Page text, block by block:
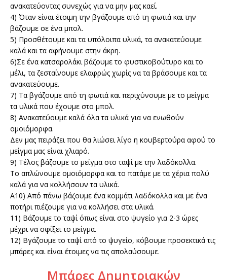
ανακατεύοντας συνεχώς για να μην μας καεί.
4) Όταν είναι έτοιμη την βγάζουμε από τη φωτιά και την
βάζουμε σε ένα μπολ.
5) Προσθέτουμε και τα υπόλοιπα υλικά, τα ανακατεύουμε
καλά και τα αφήνουμε στην άκρη.
6)Σε ένα κατσαρολάκι βάζουμε το φυστικοβούτυρο και το
μέλι, τα ζεσταίνουμε ελαφρώς χωρίς να τα βράσουμε και τα
ανακατεύουμε.
7) Τα βγάζουμε από τη φωτιά και περιχύνουμε με το μείγμα
τα υλικά που έχουμε στο μπολ.
8) Ανακατεύουμε καλά όλα τα υλικά για να ενωθούν
ομοιόμορφα.
Δεν μας πειράζει που θα λιώσει λίγο η κουβερτούρα αφού το
μείγμα μας είναι χλιαρό.
9) Τέλος βάζουμε το μείγμα στο ταψί με την λαδόκολλα.
Το απλώνουμε ομοιόμορφα και το πατάμε με τα χέρια πολύ
καλά για να κολλήσουν τα υλικά.
Α10) Από πάνω βάζουμε ένα κομμάτι λαδόκολλα και με ένα
ποτήρι πιέζουμε για να κολλήσει στα υλικά.
11) Βάζουμε το ταψί όπως είναι στο ψυγείο για 2-3 ώρες
μέχρι να σφίξει το μείγμα.
12) Βγάζουμε το ταψί από το ψυγείο, κόβουμε προσεκτικά τις
μπάρες και είναι έτοιμες να τις απολαύσουμε.
Μπάρες Δημητριακών